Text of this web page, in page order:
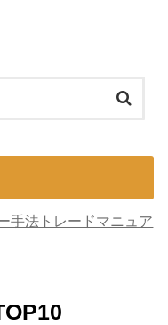
法トレードマニュア